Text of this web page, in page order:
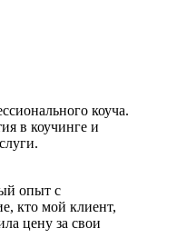
коуча.
в коучинге и
опыт с
кто мой клиент,
цену за свои